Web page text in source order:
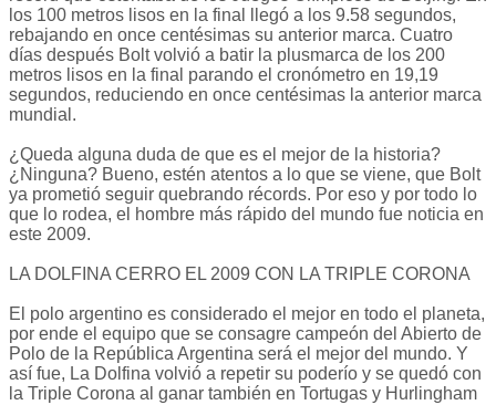
los 100 metros lisos en la final llegó a los 9.58 segundos,
rebajando en once centésimas su anterior marca. Cuatro
días después Bolt volvió a batir la plusmarca de los 200
metros lisos en la final parando el cronómetro en 19,19
segundos, reduciendo en once centésimas la anterior marca
mundial.
¿Queda alguna duda de que es el mejor de la historia?
¿Ninguna? Bueno, estén atentos a lo que se viene, que Bolt
ya prometió seguir quebrando récords. Por eso y por todo lo
que lo rodea, el hombre más rápido del mundo fue noticia en
este 2009.
LA DOLFINA CERRO EL 2009 CON LA TRIPLE CORONA
El polo argentino es considerado el mejor en todo el planeta,
por ende el equipo que se consagre campeón del Abierto de
Polo de la República Argentina será el mejor del mundo. Y
así fue, La Dolfina volvió a repetir su poderío y se quedó con
la Triple Corona al ganar también en Tortugas y Hurlingham